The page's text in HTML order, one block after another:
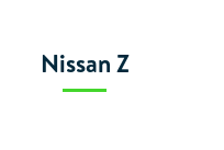
Nissan Z